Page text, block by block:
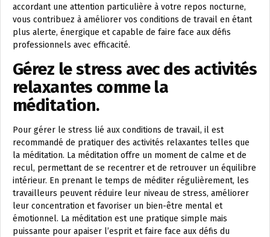
accordant une attention particulière à votre repos nocturne,
vous contribuez à améliorer vos conditions de travail en étant
plus alerte, énergique et capable de faire face aux défis
professionnels avec efficacité.
Gérez le stress avec des activités
relaxantes comme la
méditation.
Pour gérer le stress lié aux conditions de travail, il est
recommandé de pratiquer des activités relaxantes telles que
la méditation. La méditation offre un moment de calme et de
recul, permettant de se recentrer et de retrouver un équilibre
intérieur. En prenant le temps de méditer régulièrement, les
travailleurs peuvent réduire leur niveau de stress, améliorer
leur concentration et favoriser un bien-être mental et
émotionnel. La méditation est une pratique simple mais
puissante pour apaiser l’esprit et faire face aux défis du